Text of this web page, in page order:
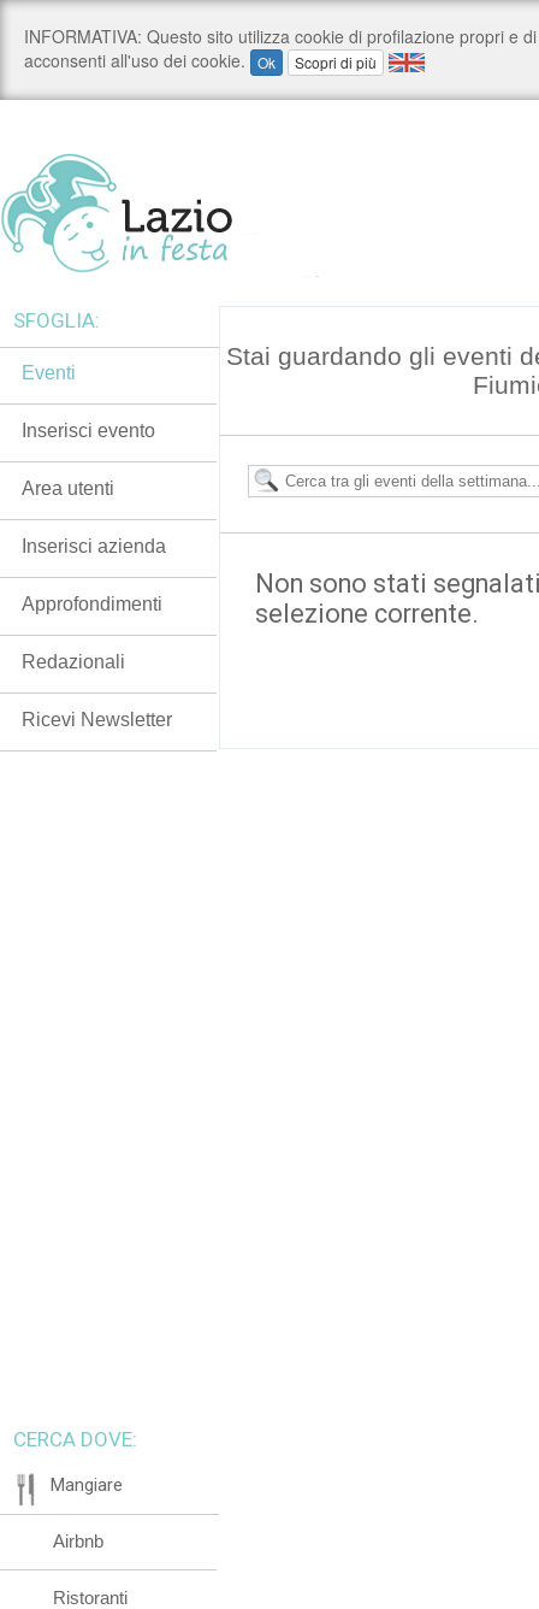
Stai guardando gli eventi
Non sono stati
selezione corrente.
SFOGLIA:
Eventi
Inserisci evento
Area utenti
Inserisci azienda
Approfondimenti
Redazionali
Ricevi Newsletter
CERCA DOVE:
Mangiare
Airbnb
Ristoranti